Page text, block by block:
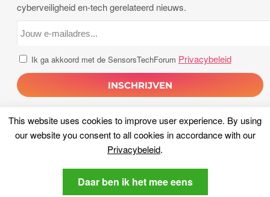
This website uses cookies to improve user experience. By using
our website you consent to all cookies in accordance with our
Privacybeleid.
Daar ben ik het mee eens
cyberveiligheid en-tech gerelateerd nieuws.
Ik ga akkoord met de SensorsTechForum Privacybeleid
Copyright 2026, Sensoren Tech Forum. Alle rechten
voorbehouden.